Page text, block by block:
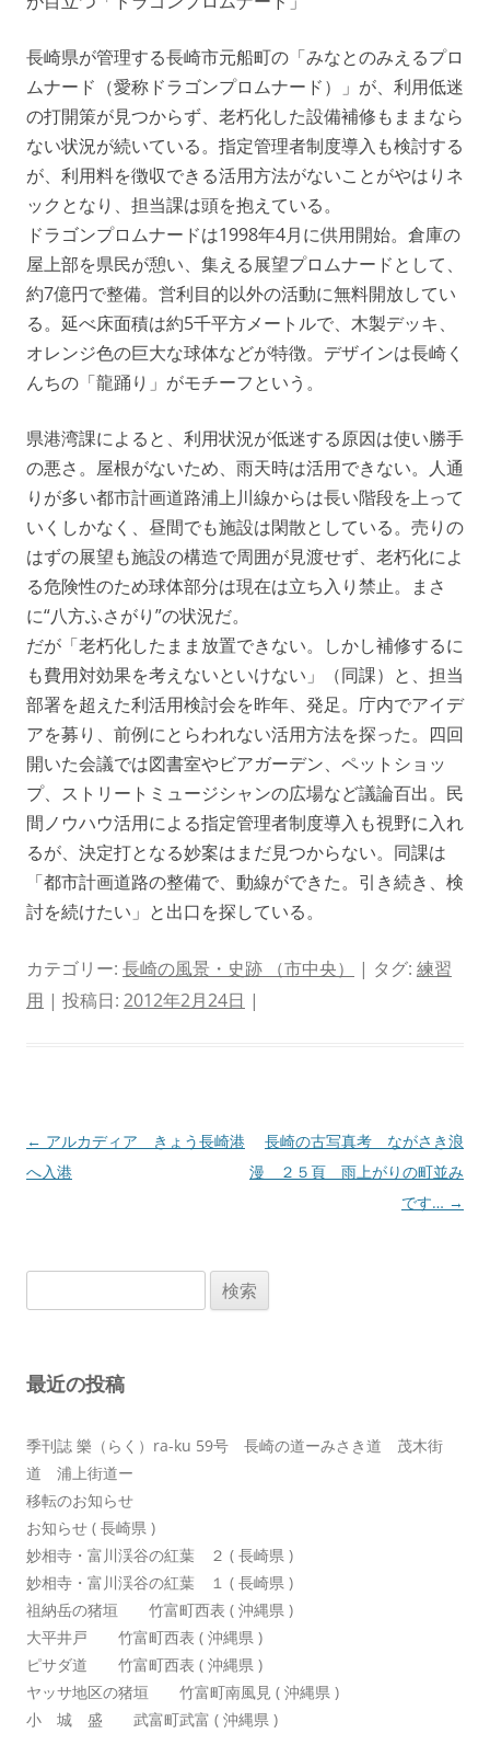
長崎県が管理する長崎市元船町の「みなとのみえるプロ
ムナード（愛称ドラゴンプロムナード）」が、利用低迷
の打開策が見つからず、老朽化した設備補修もままなら
ない状況が続いている。指定管理者制度導入も検討する
が、利用料を徴収できる活用方法がないことがやはりネ
ックとなり、担当課は頭を抱えている。
ドラゴンプロムナードは1998年4月に供用開始。倉庫の
屋上部を県民が憩い、集える展望プロムナードとして、
約7億円で整備。営利目的以外の活動に無料開放してい
る。延べ床面積は約5千平方メートルで、木製デッキ、
オレンジ色の巨大な球体などが特徴。デザインは長崎く
んちの「龍踊り」がモチーフという。
県港湾課によると、利用状況が低迷する原因は使い勝手
の悪さ。屋根がないため、雨天時は活用できない。人通
りが多い都市計画道路浦上川線からは長い階段を上って
いくしかなく、昼間でも施設は閑散としている。売りの
はずの展望も施設の構造で周囲が見渡せず、老朽化によ
る危険性のため球体部分は現在は立ち入り禁止。まさ
に“八方ふさがり”の状況だ。
だが「老朽化したまま放置できない。しかし補修するに
も費用対効果を考えないといけない」（同課）と、担当
部署を超えた利活用検討会を昨年、発足。庁内でアイデ
アを募り、前例にとらわれない活用方法を探った。四回
開いた会議では図書室やビアガーデン、ペットショッ
プ、ストリートミュージシャンの広場など議論百出。民
間ノウハウ活用による指定管理者制度導入も視野に入れ
るが、決定打となる妙案はまだ見つからない。同課は
「都市計画道路の整備で、動線ができた。引き続き、検
討を続けたい」と出口を探している。
カテゴリー: 長崎の風景・史跡 （市中央） | タグ: 練習
用 | 投稿日: 2012年2月24日 |
投
稿
ン
← アルカディア きょう長崎港
へ入港
長崎の古写真考 ながさき浪
漫 ２５頁 雨上がりの町並み
です… →
索:
最近の投稿
季刊誌 樂（らく）ra-ku 59号 長崎の道ーみさき道 茂木街
道 浦上街道ー
移転のお知らせ
お知らせ ( 長崎県 )
妙相寺・富川渓谷の紅葉 ２ ( 長崎県 )
妙相寺・富川渓谷の紅葉 １ ( 長崎県 )
祖納岳の猪垣 竹富町西表 ( 沖縄県 )
大平井戸 竹富町西表 ( 沖縄県 )
ピサダ道 竹富町西表 ( 沖縄県 )
ヤッサ地区の猪垣 竹富町南風見 ( 沖縄県 )
小 城 盛 武富町武富 ( 沖縄県 )